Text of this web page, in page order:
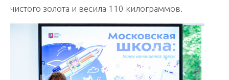
чистого золота и весила 110 килограммов.